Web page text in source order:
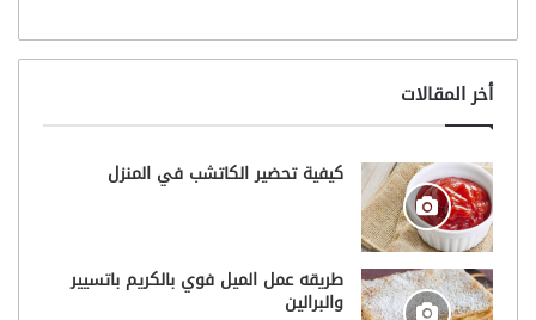
أخر المقالات
كيفية تحضير الكاتشب في المنزل
طريقه عمل الميل فوي بالكريم باتسيير
والبرالين